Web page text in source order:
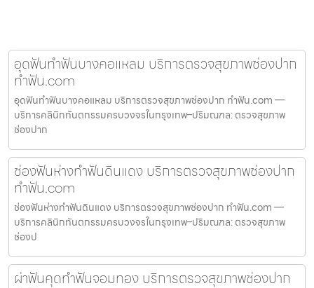
อุดฟันทำฟันบางคอแหลม บริการตรวจสุขภาพช่องปาก
ทำฟัน.com
อุดฟันทำฟันบางคอแหลม บริการตรวจสุขภาพช่องปาก ทำฟัน.com —
บริการคลินิกทันตกรรมครบวงจรในกรุงเทพ–ปริมณฑล: ตรวจสุขภาพ
ช่องปาก
ช่องฟันห่างทำฟันดินแดง บริการตรวจสุขภาพช่องปาก
ทำฟัน.com
ช่องฟันห่างทำฟันดินแดง บริการตรวจสุขภาพช่องปาก ทำฟัน.com —
บริการคลินิกทันตกรรมครบวงจรในกรุงเทพ–ปริมณฑล: ตรวจสุขภาพ
ช่องป
ผ่าฟันคุดทำฟันจอมทอง บริการตรวจสุขภาพช่องปาก